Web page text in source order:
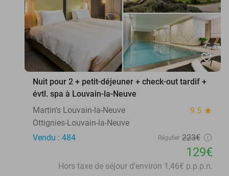
favorite_border
Nuit pour 2 + petit-déjeuner + check-out tardif +
évtl. spa à Louvain-la-Neuve
Martin's Louvain-la-Neuve
9.5 star
Ottignies-Louvain-la-Neuve
Vendu : 484
Régulier 223€
129€
Hors taxe de séjour d'environ 1,46€ p.p.p.n.